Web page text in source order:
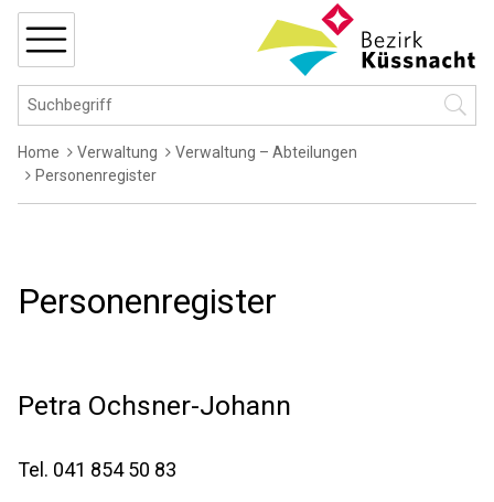
Navigieren in Küssnacht
Schnellnavigation
Hauptnavigation
Suchbegriff
Breadcrumb
Home Verwaltung
Verwaltung – Abteilungen
Personenregister
Personenregister
Petra Ochsner-Johann
Tel. 041 854 50 83